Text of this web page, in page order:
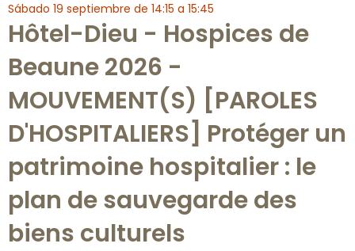
Sábado 19 septiembre de 14:15 a 15:45
Hôtel-Dieu - Hospices de
Beaune 2026 -
MOUVEMENT(S) [PAROLES
D'HOSPITALIERS] Protéger un
patrimoine hospitalier : le
plan de sauvegarde des
biens culturels